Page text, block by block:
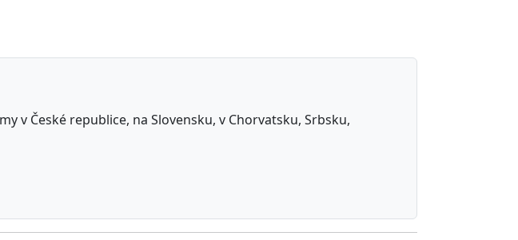
v České republice, na Slovensku, v Chorvatsku, Srbsku,